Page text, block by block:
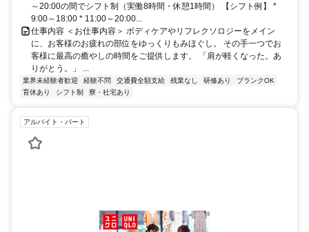
～20:00の間でシフト制（実働8時間・休憩1時間） 【シフト例】 *
9:00～18:00 * 11:00～20:00...
仕事内容 ＜お仕事内容＞ ボディケアやリフレクソロジーをメイン
に、お客様のお疲れの部位をゆっくりもみほぐし。 その手一つでお
客様に最高の癒やしの時間をご提供します。 「肩が軽くなった。あ
りがとう。」 ...
業界未経験者歓迎 経験不問 交通費全額支給 残業なし 研修あり
ブランクOK
育休あり
シフト制 寮・社宅あり
アルバイト・パート